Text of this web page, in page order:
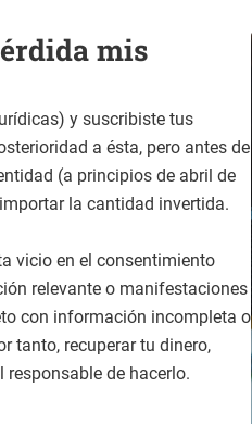
mis
y suscribiste tus
a ésta, pero antes de
(a principios de abril de
la cantidad invertida.
vicio en el consentimiento
relevante o manifestaciones
con información incompleta o
tanto, recuperar tu dinero,
de hacerlo.